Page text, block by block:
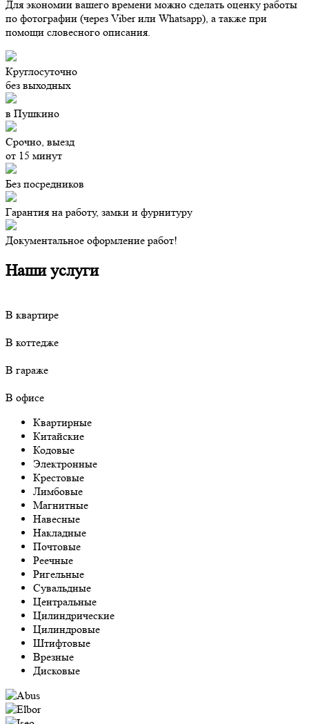
Для экономии вашего времени можно сделать оценку работы
по фотографии (через Viber или Whatsapp), а также при
помощи словесного описания.
Круглосуточно
без выходных
в Пушкино
Срочно, выезд
от 15 минут
Без посредников
Гарантия на работу, замки и фурнитуру
Документальное оформление работ!
Наши услуги
В квартире
В коттедже
В гараже
В офисе
Квартирные
Китайские
Кодовые
Электронные
Крестовые
Лимбовые
Магнитные
Навесные
Накладные
Почтовые
Реечные
Ригельные
Сувальдные
Центральные
Цилиндрические
Цилиндровые
Штифтовые
Врезные
Дисковые